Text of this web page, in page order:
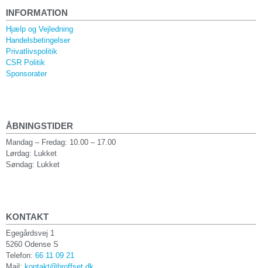
INFORMATION
Hjælp og Vejledning
Handelsbetingelser
Privatlivspolitik
CSR Politik
Sponsorater
ÅBNINGSTIDER
Mandag – Fredag: 10.00 – 17.00
Lørdag: Lukket
Søndag: Lukket
KONTAKT
Egegårdsvej 1
5260 Odense S
Telefon: 66 11 09 21